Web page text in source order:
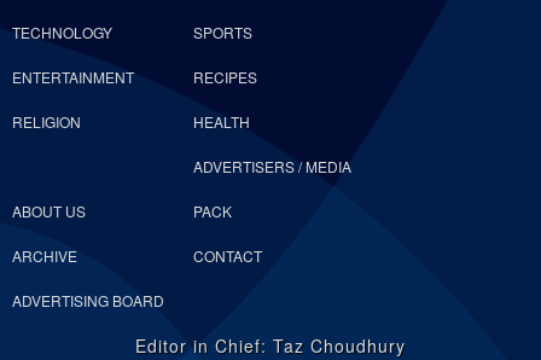
TECHNOLOGY SPORTS
ENTERTAINMENT RECIPES
RELIGION HEALTH
ABOUT US
ADVERTISERS / MEDIA
PACK
ARCHIVE CONTACT
ADVERTISING BOARD
Editor in Chief: Taz Choudhury